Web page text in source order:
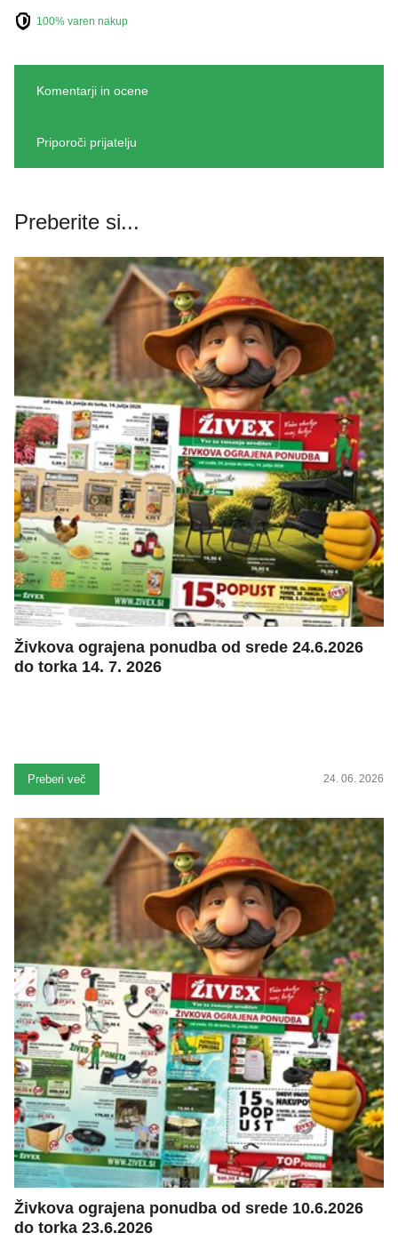
100% varen nakup
Komentarji in ocene
Priporoči prijatelju
Preberite si...
Živkova ograjena ponudba od srede 24.6.2026
do torka 14. 7. 2026
Preberi več 24. 06. 2026
Živkova ograjena ponudba od srede 10.6.2026
do torka 23.6.2026